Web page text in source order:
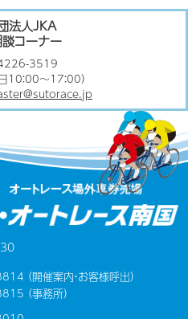
法人JKA
コーナー
3519
10：00〜17：00）
（開催案内・お客様呼出）
（事務所）